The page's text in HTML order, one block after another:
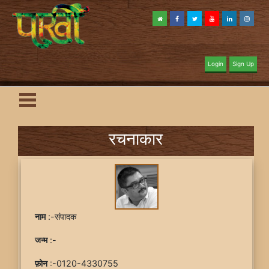
Login Sign Up
रचनाकार
नाम:-संपादक
जन्म:-
फ़ोन:-0120-4330755